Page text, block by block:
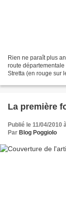
Rien ne paraît plus
route
Stretta (en rouge sur
La première
Publié le 11/04/2010
Par Blog Poggiolo